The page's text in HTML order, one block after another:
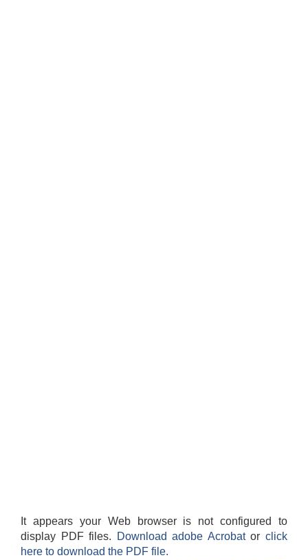
It appears your Web browser is not configured to
display PDF files.
Download adobe Acrobatorclick
here to download the PDF file.